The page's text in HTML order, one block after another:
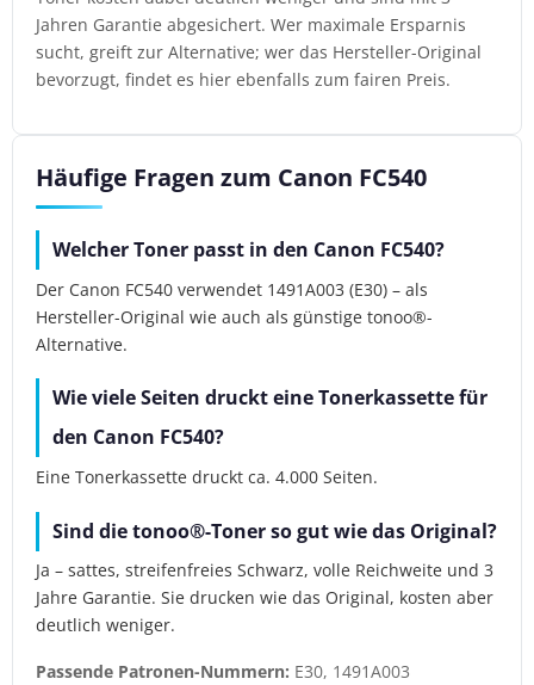
Jahren Garantie abgesichert. Wer maximale Ersparnis
sucht, greift zur Alternative; wer das Hersteller-Original
bevorzugt, findet es hier ebenfalls zum fairen Preis.
Häufige Fragen zum Canon FC540
Welcher Toner passt in den Canon FC540?
Der Canon FC540 verwendet 1491A003 (E30) – als
Hersteller-Original wie auch als günstige tonoo®-
Alternative.
Wie viele Seiten druckt eine Tonerkassette für
den Canon FC540?
Eine Tonerkassette druckt ca. 4.000 Seiten.
Sind die tonoo®-Toner so gut wie das Original?
Ja – sattes, streifenfreies Schwarz, volle Reichweite und 3
Jahre Garantie. Sie drucken wie das Original, kosten aber
deutlich weniger.
Passende Patronen-Nummern: E30, 1491A003